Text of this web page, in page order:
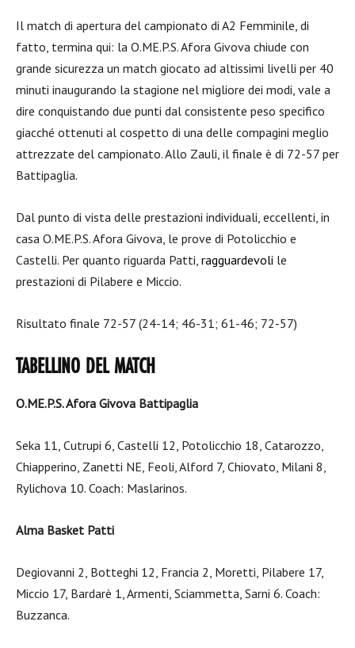
Il match di apertura del campionato di A2 Femminile, di
fatto, termina qui: la O.ME.P.S. Afora Givova chiude con
grande sicurezza un match giocato ad altissimi livelli per 40
minuti inaugurando la stagione nel migliore dei modi, vale a
dire conquistando due punti dal consistente peso specifico
giacché ottenuti al cospetto di una delle compagini meglio
attrezzate del campionato. Allo Zauli, il finale è di 72-57 per
Battipaglia.
Dal punto di vista delle prestazioni individuali, eccellenti, in
casa O.ME.P.S. Afora Givova, le prove di Potolicchio e
Castelli. Per quanto riguarda Patti, ragguardevoli le
prestazioni di Pilabere e Miccio.
Risultato finale 72-57 (24-14; 46-31; 61-46; 72-57)
TABELLINO DEL MATCH
O.ME.P.S. Afora Givova Battipaglia
Seka 11, Cutrupi 6, Castelli 12, Potolicchio 18, Catarozzo,
Chiapperino, Zanetti NE, Feoli, Alford 7, Chiovato, Milani 8,
Rylichova 10. Coach: Maslarinos.
Alma Basket Patti
Degiovanni 2, Botteghi 12, Francia 2, Moretti, Pilabere 17,
Miccio 17, Bardarè 1, Armenti, Sciammetta, Sarni 6. Coach:
Buzzanca.